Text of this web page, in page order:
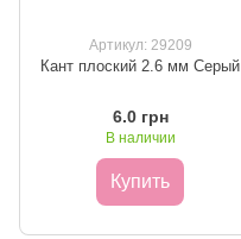
Артикул: 29209
Кант плоский 2.6 мм Серый
6.0 грн
В наличии
Купить